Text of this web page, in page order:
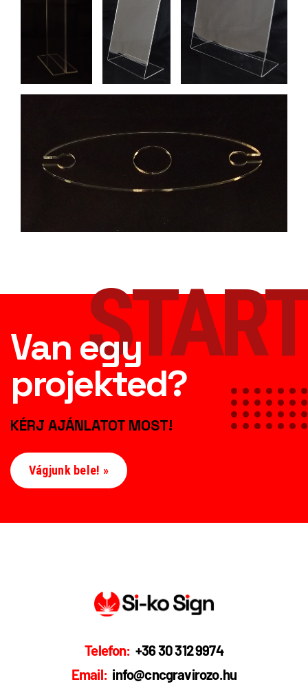
Van egy
projekted?
KÉRJ AJÁNLATOT MOST!
START
Vágjunk bele! »
Telefon: +36 30 312 9974
Email: info@cncgravirozo.hu